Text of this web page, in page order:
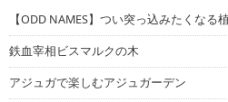
【ODD NAMES】つい突っ込みたくなる
鉄血宰相ビスマルクの木
アジュガで楽しむアジュガーデン